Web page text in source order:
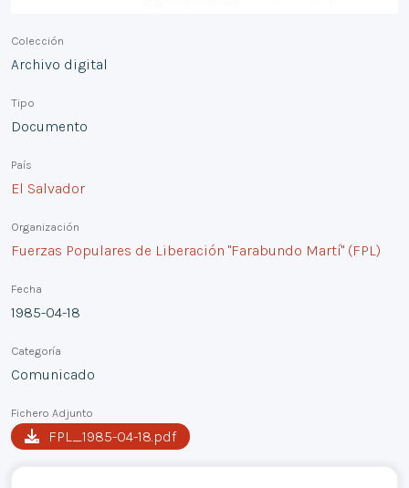
Colección
Archivo digital
Tipo
Documento
País
El Salvador
Organización
Fuerzas Populares de Liberación "Farabundo Martí" (FPL)
Fecha
1985-04-18
Categoría
Comunicado
Fichero Adjunto
FPL_1985-04-18.pdf